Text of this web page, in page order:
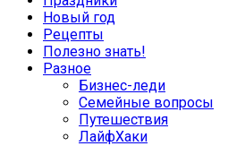
Новый год
Рецепты
Полезно знать!
Разное
Бизнес-леди
Семейные вопросы
Путешествия
ЛайфХаки